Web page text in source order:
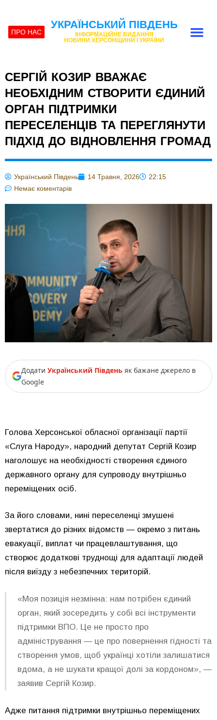
ПРО НАС
УКРАЇНСЬКИЙ ПІВДЕНЬ
ІНФОРМАЦІЙНЕ ВИДАННЯ
НОВИНИ ХЕРСОНЩИНИ І УКРАЇНИ
СЕРГІЙ КОЗИР ВВАЖАЄ
НЕОБХІДНИМ СТВОРИТИ ЄДИНИЙ
ОРГАН ПІДТРИМКИ
ПЕРЕСЕЛЕНЦІВ ТА ПЕРЕГЛЯНУТИ
ПІДХІД ДО ВІДНОВЛЕННЯ ГРОМАД
Український Південь 14 Травня, 2026
22:15
Немає коментарів
Додати Український Південь як бажане джерело в
Google
Голова Херсонської обласної організації партії
«Слуга Народу», народний депутат Сергій Козир
наголошує на необхідності створення єдиного
державного органу для супроводу внутрішньо
переміщених осіб.
За його словами, нині переселенці змушені
звертатися до різних відомств — окремо з питань
евакуації, виплат чи працевлаштування, що
створює додаткові труднощі для адаптації людей
після виїзду з небезпечних територій.
«Моя позиція незмінна: нам потрібен єдиний
орган, який зосередить у собі всі інструменти
підтримки ВПО. Це не просто про
адміністрування — це про повернення гідності та
створення умов, щоб українці хотіли залишатися
вдома, а не шукати кращої долі за кордоном», —
заявив Сергій Козир.
Адже питання підтримки внутрішньо переміщених